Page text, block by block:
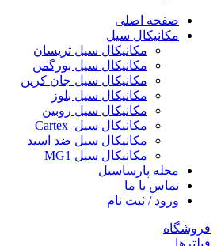
صفحه اصلی
مکانیکال سیل
مکانیکال سیل تریسان
مکانیکال سیل بورگمن
مکانیکال سیل جان کرین
مکانیکال سیل بلوز
مکانیکال سیل روبین
مکانیکال سیل Cartex
مکانیکال سیل ضد اسید
مکانیکال سیل MG1
مجله پارساسیل
تماس با ما
ورود / ثبت نام
فروشگاه
فیلترها